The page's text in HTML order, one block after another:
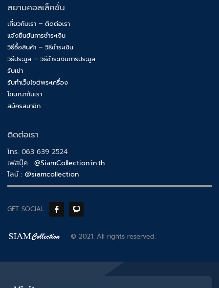
สยามคอลเล็คชั่น
เกี่ยวกับเรา – ติดต่อเรา
แจ้งยืนยันการชำระเงิน
วิธีซื้อสินค้า – วิธีชำระเงิน
วิธีประมูล – วิธีชำระเงินการประมูล
รับเช่า
รับทำเว็บไซต์พระเครื่อง
โฆษณากับเรา
สมัครสมาชิก
ติดต่อเรา
โทร. 063 639 2524
เฟสบุ๊ค : @SiamCollection.in.th
ไลน์ : @siamcollection
GET SOCIAL
© 2021. All rights reserved.